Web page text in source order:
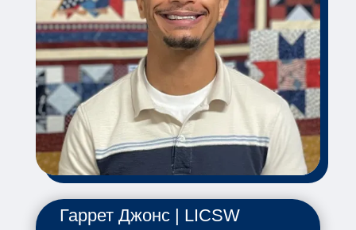
Гаррет Джонс | LICSW